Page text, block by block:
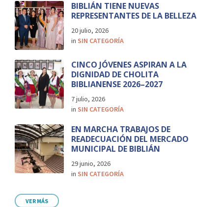
BIBLIÁN TIENE NUEVAS
REPRESENTANTES DE LA BELLEZA
20 julio, 2026
in SIN CATEGORÍA
CINCO JÓVENES ASPIRAN A LA
DIGNIDAD DE CHOLITA
BIBLIANENSE 2026–2027
7 julio, 2026
in SIN CATEGORÍA
EN MARCHA TRABAJOS DE
READECUACIÓN DEL MERCADO
MUNICIPAL DE BIBLIÁN
29 junio, 2026
in SIN CATEGORÍA
VER MÁS